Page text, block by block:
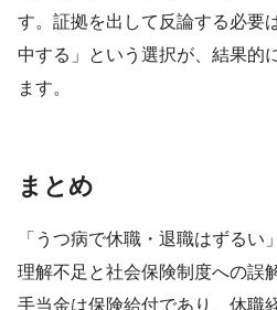
す。証拠を出して反論する必要
中する」という選択が、結果的
ます。
まとめ
「うつ病で休職・退職はずる
理解不足と社会保険制度への誤
手当金は保険給付であり、休職